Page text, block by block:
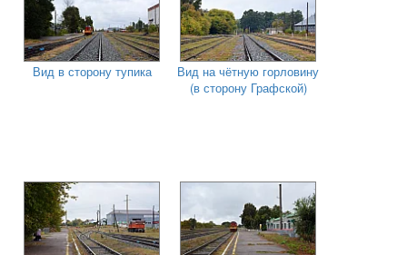
Вид в сторону тупика
Вид на чётную горловину
(в сторону Графской)